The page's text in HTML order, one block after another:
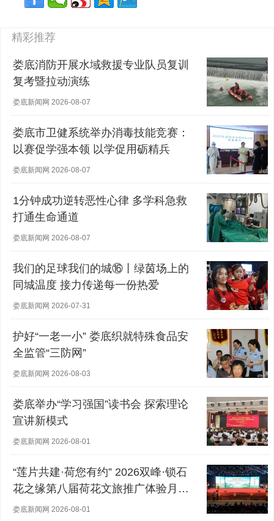
精彩推荐
娄底消防开展水域救援专业队员复训
复考暨拉动演练
娄底新闻网 2026-08-07
娄底市卫健系统举办消毒技能竞赛：
以赛促学强本领 以学促用砺精兵
娄底新闻网 2026-08-07
1分钟成功逆转恶性心律 多学科急救
打通生命通道
娄底新闻网 2026-08-07
我们的足球我们的城⑯丨绿茵场上的
同城温度 接力传递每一份热爱
娄底新闻网 2026-07-31
护好“一老一小” 娄底织就特殊食品安
全监管“三防网”
娄底新闻网 2026-08-03
娄底举办“学习强国”读书会 探索理论
宣讲新模式
娄底新闻网 2026-08-01
“莲片共建·荷您有约” 2026双峰·锁石
花之缘第八届荷花文旅推广体验月盛
大开幕
娄底新闻网 2026-08-01